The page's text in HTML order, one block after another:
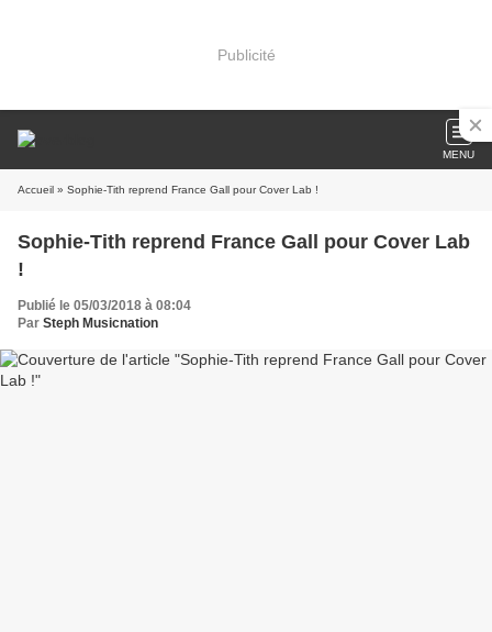
Publicité
MENU
Accueil » Sophie-Tith reprend France Gall pour Cover Lab !
Sophie-Tith reprend France Gall pour Cover Lab
!
Publié le 05/03/2018 à 08:04
Par Steph Musicnation